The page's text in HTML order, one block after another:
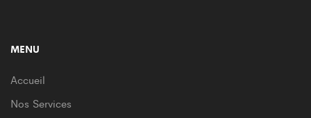
MENU
Accueil
Nos Services